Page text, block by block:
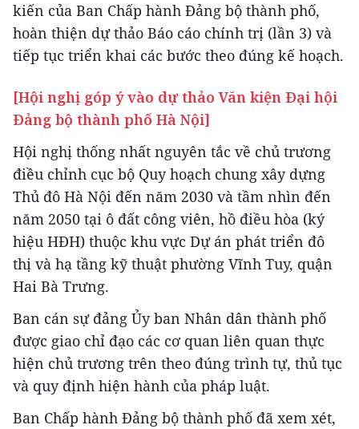
kiến của Ban Chấp hành Đảng bộ thành phố,
hoàn thiện dự thảo Báo cáo chính trị (lần 3) và
tiếp tục triển khai các bước theo đúng kế hoạch.
[Hội nghị góp ý vào dự thảo Văn kiện Đại hội
Đảng bộ thành phố Hà Nội]
Hội nghị thống nhất nguyên tắc về chủ trương
điều chỉnh cục bộ Quy hoạch chung xây dựng
Thủ đô Hà Nội đến năm 2030 và tầm nhìn đến
năm 2050 tại ô đất công viên, hồ điều hòa (ký
hiệu HĐH) thuộc khu vực Dự án phát triển đô
thị và hạ tầng kỹ thuật phường Vĩnh Tuy, quận
Hai Bà Trưng.
Ban cán sự đảng Ủy ban Nhân dân thành phố
được giao chỉ đạo các cơ quan liên quan thực
hiện chủ trương trên theo đúng trình tự, thủ tục
và quy định hiện hành của pháp luật.
Ban Chấp hành Đảng bộ thành phố đã xem xét,